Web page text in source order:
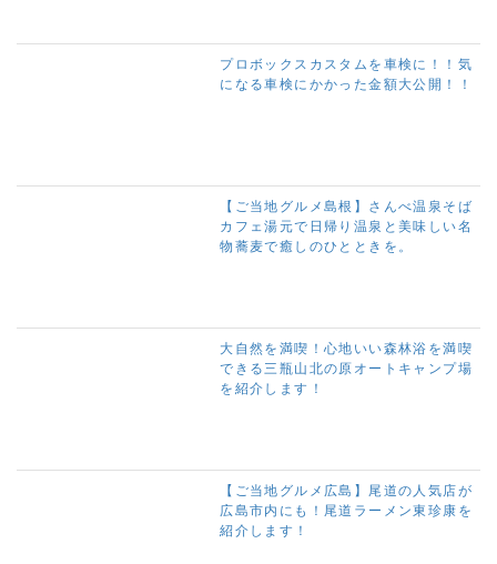
プロボックスカスタムを車検に！！気
になる車検にかかった金額大公開！！
【ご当地グルメ島根】さんべ温泉そば
カフェ湯元で日帰り温泉と美味しい名
物蕎麦で癒しのひとときを。
大自然を満喫！心地いい森林浴を満喫
できる三瓶山北の原オートキャンプ場
を紹介します！
【ご当地グルメ広島】尾道の人気店が
広島市内にも！尾道ラーメン東珍康を
紹介します！